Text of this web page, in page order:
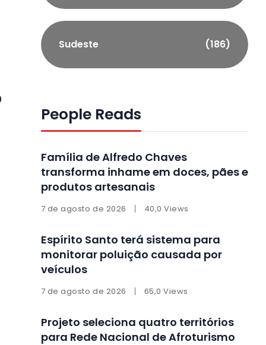
Sudeste (186)
People Reads
Família de Alfredo Chaves
transforma inhame em doces, pães e
produtos artesanais
7 de agosto de 2026 40,0 Views
Espírito Santo terá sistema para
monitorar poluição causada por
veículos
7 de agosto de 2026 65,0 Views
Projeto seleciona quatro territórios
para Rede Nacional de Afroturismo